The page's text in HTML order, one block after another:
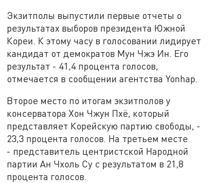
Экзитполы выпустили первые отчеты о
результатах выборов президента Южной
Кореи. К этому часу в голосовании лидирует
кандидат от демократов Мун Чжэ Ин. Его
результат - 41,4 процента голосов,
отмечается в сообщении агентства Yonhap.
Второе место по итогам экзитполов у
консерватора Хон Чжун Пхё, который
представляет Корейскую партию свободы, -
23,3 процента голосов. На третьем месте
- представитель центристской Народной
партии Ан Чхоль Су с результатом в 21,8
процента голосов.